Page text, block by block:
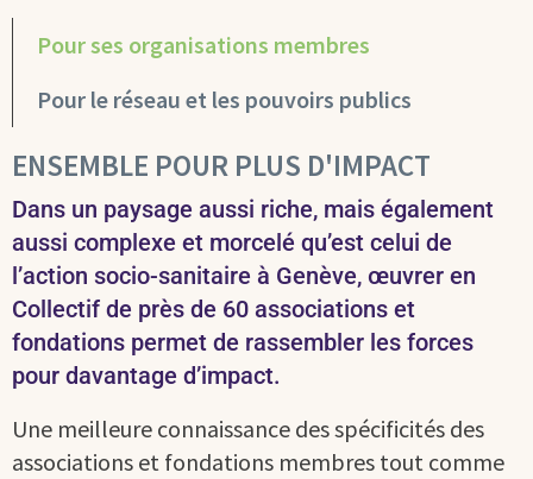
Pour ses organisations membres
Pour le réseau et les pouvoirs publics
ENSEMBLE POUR PLUS D'IMPACT
Dans un paysage aussi riche, mais également
aussi complexe et morcelé qu’est celui de
l’action socio-sanitaire à Genève, œuvrer en
Collectif de près de 60 associations et
fondations permet de rassembler les forces
pour davantage d’impact.
Une meilleure connaissance des spécificités des
associations et fondations membres tout comme